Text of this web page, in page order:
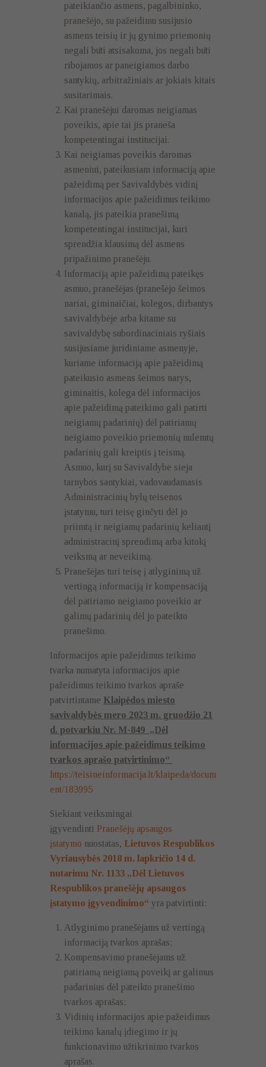
pateikiančio asmens, pagalbininko,
pranešėjo, su pažeidimu susijusio
asmens teisių ir jų gynimo priemonių
negali būti atsisakoma, jos negali būti
ribojamos ar paneigiamos darbo
santykių, arbitražiniais ar jokiais kitais
susitarimais.
Kai pranešėjui daromas neigiamas
poveikis, apie tai jis praneša
kompetentingai institucijai.
Kai neigiamas poveikis daromas
asmeniui, pateikusiam informaciją apie
pažeidimą per Savivaldybės vidinį
informacijos apie pažeidimus teikimo
kanalą, jis pateikia pranešimą
kompetentingai institucijai, kuri
sprendžia klausimą dėl asmens
pripažinimo pranešėju.
Informaciją apie pažeidimą pateikęs
asmuo, pranešėjas (pranešėjo šeimos
nariai, giminaičiai, kolegos, dirbantys
savivaldybėje arba kitame su
savivaldybę subordinaciniais ryšiais
susijusiame juridiniame asmenyje,
kuriame informaciją apie pažeidimą
pateikusio asmens šeimos narys,
giminaitis, kolega dėl informacijos
apie pažeidimą pateikimo gali patirti
neigiamų padarinių) dėl patiriamų
neigiamo poveikio priemonių nulemtų
padarinių gali kreiptis į teismą.
Asmuo, kurį su Savivaldybe sieja
tarnybos santykiai, vadovaudamasis
Administracinių bylų teisenos
įstatymu, turi teisę ginčyti dėl jo
priimtą ir neigiamų padarinių keliantį
administracinį sprendimą arba kitokį
veiksmą ar neveikimą.
Pranešėjas turi teisę į atlyginimą už
vertingą informaciją ir kompensaciją
dėl patiriamo neigiamo poveikio ar
galimų padarinių dėl jo pateikto
pranešimo.
Informacijos apie pažeidimus teikimo
tvarka numatyta informacijos apie
pažeidimus teikimo tvarkos apraše
patvirtintame Klaipėdos miesto
savivaldybės mero 2023 m. gruodžio 21
d. potvarkiu Nr. M-849 „Dėl
informacijos apie pažeidimus teikimo
tvarkos aprašo patvirtinimo“
https://teisineinformacija.lt/klaipeda/docum
ent/183995
Siekiant veiksmingai
įgyvendinti Pranešėjų apsaugos
įstatymo nuostatas, Lietuvos Respublikos
Vyriausybės 2018 m. lapkričio 14 d.
nutarimu Nr. 1133 „Dėl Lietuvos
Respublikos pranešėjų apsaugos
įstatymo įgyvendinimo“ yra patvirtinti:
Atlyginimo pranešėjams už vertingą
informaciją tvarkos aprašas;
Kompensavimo pranešėjams už
patiriamą neigiamą poveikį ar galimus
padarinius dėl pateikto pranešimo
tvarkos aprašas;
Vidinių informacijos apie pažeidimus
teikimo kanalų įdiegimo ir jų
funkcionavimo užtikrinimo tvarkos
aprašas.
Būtinieji
Būtinieji
slapukai yra
reikalingi
svetainės
saugumui ir
funkcionalumui
bei naršymui
joje. Šie